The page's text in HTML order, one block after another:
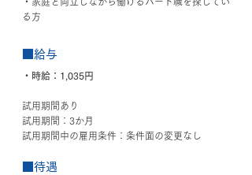
る方
■給与
・時給：1,035円
試用期間あり
試用期間：3か月
試用期間中の雇用条件： 条件面の変更なし
■待遇